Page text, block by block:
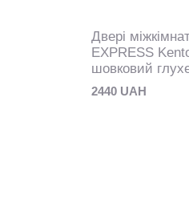
Двері
EXPRESS
шовковий
2440 UAH